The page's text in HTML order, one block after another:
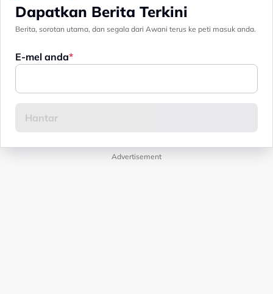
Dapatkan Berita Terkini
Berita, sorotan utama, dan segala dari Awani terus ke peti masuk anda.
E-mel anda
Advertisement